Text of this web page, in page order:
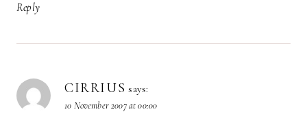
Reply
CIRRIUS says:
10 November 2007 at 00:00